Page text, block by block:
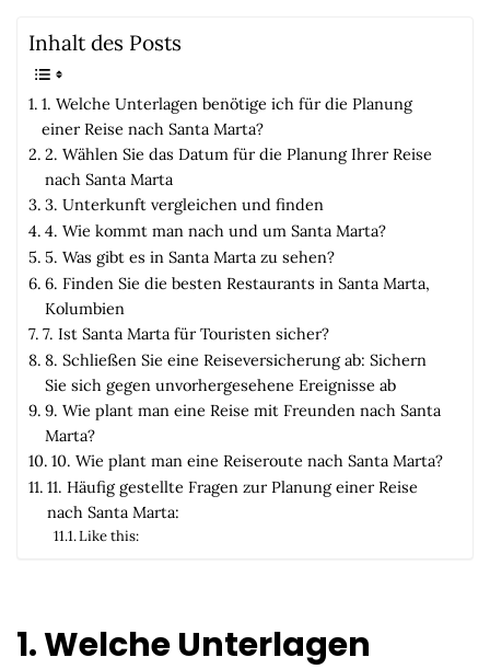
Inhalt des Posts
1. Welche Unterlagen benötige ich für die Planung
einer Reise nach Santa Marta?
2. Wählen Sie das Datum für die Planung Ihrer Reise
nach Santa Marta
3. Unterkunft vergleichen und finden
4. Wie kommt man nach und um Santa Marta?
5. Was gibt es in Santa Marta zu sehen?
6. Finden Sie die besten Restaurants in Santa Marta,
Kolumbien
7. Ist Santa Marta für Touristen sicher?
8. Schließen Sie eine Reiseversicherung ab: Sichern
Sie sich gegen unvorhergesehene Ereignisse ab
9. Wie plant man eine Reise mit Freunden nach Santa
Marta?
10. Wie plant man eine Reiseroute nach Santa Marta?
11. Häufig gestellte Fragen zur Planung einer Reise
nach Santa Marta:
Like this:
1. Welche Unterlagen